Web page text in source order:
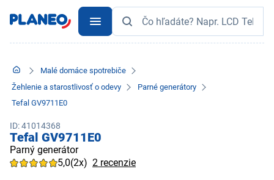
Malé domáce spotrebiče
Žehlenie a starostlivosť o odevy
Parné generátory
Tefal GV9711E0
ID: 41014368
Tefal GV9711E0
Parný generátor
5,0(2x) 2 recenzie